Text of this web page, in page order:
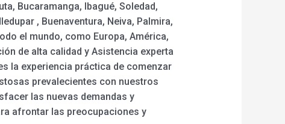
Bucaramanga, Ibagué, Soledad,
, Buenaventura, Neiva, Palmira,
el mundo, como Europa, América,
de alta calidad y Asistencia experta
la experiencia práctica de comenzar
prevalecientes con nuestros
las nuevas demandas y
afrontar las preocupaciones y